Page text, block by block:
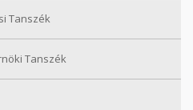
Tanszék
Tanszék